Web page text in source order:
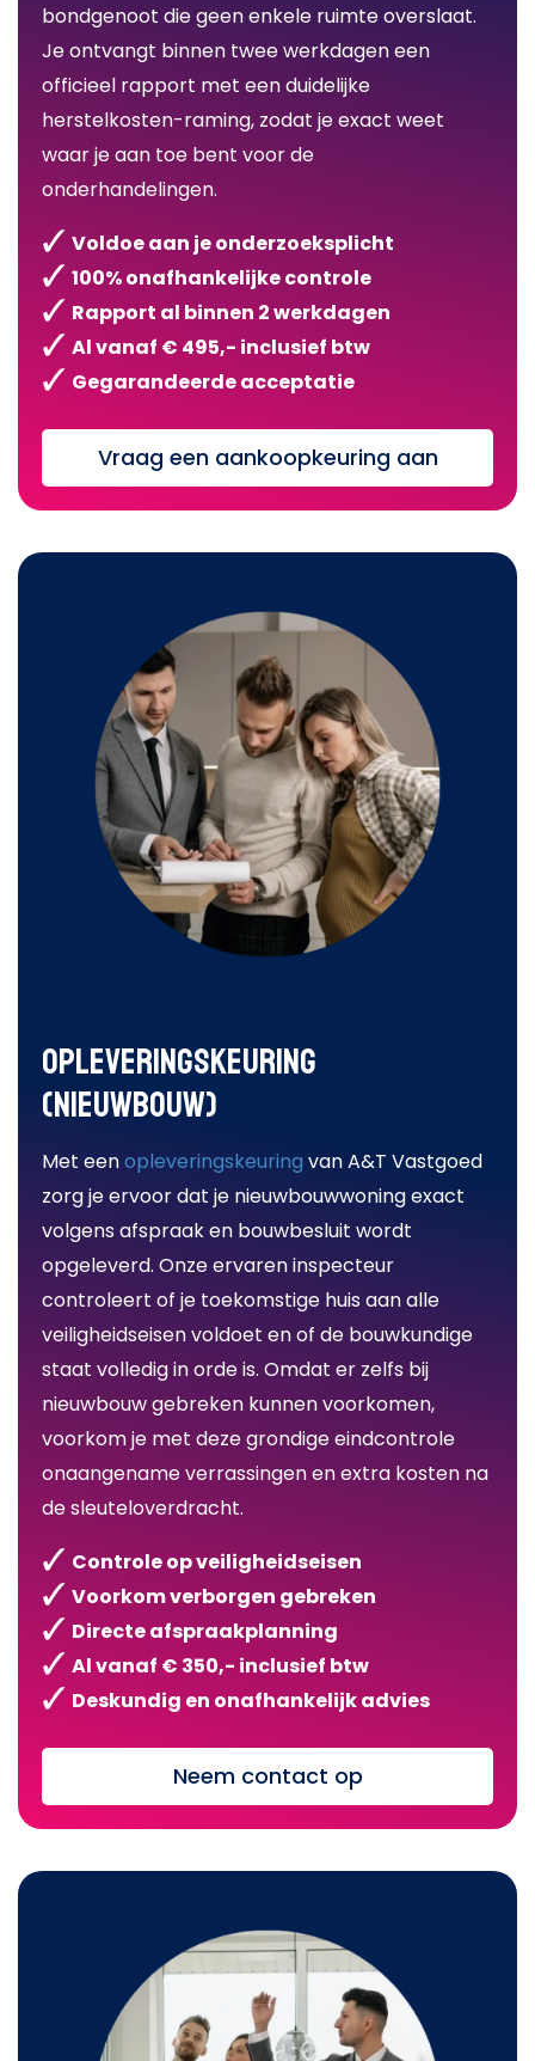
bondgenoot die geen enkele ruimte overslaat.
Je ontvangt binnen twee werkdagen een
officieel rapport met een duidelijke
herstelkosten-raming, zodat je exact weet
waar je aan toe bent voor de
onderhandelingen.
Voldoe aan je onderzoeksplicht
100% onafhankelijke controle
Rapport al binnen 2 werkdagen
Al vanaf € 495,- inclusief btw
Gegarandeerde acceptatie
Vraag een aankoopkeuring aan
Opleveringskeuring
(nieuwbouw)
Met eenopleveringskeuring van A&T Vastgoed
zorg je ervoor dat je nieuwbouwwoning exact
volgens afspraak en bouwbesluit wordt
opgeleverd. Onze ervaren inspecteur
controleert of je toekomstige huis aan alle
veiligheidseisen voldoet en of de bouwkundige
staat volledig in orde is. Omdat er zelfs bij
nieuwbouw gebreken kunnen voorkomen,
voorkom je met deze grondige eindcontrole
onaangename verrassingen en extra kosten na
de sleuteloverdracht.
Controle op veiligheidseisen
Voorkom verborgen gebreken
Directe afspraakplanning
Al vanaf € 350,- inclusief btw
Deskundig en onafhankelijk advies
Neem contact op